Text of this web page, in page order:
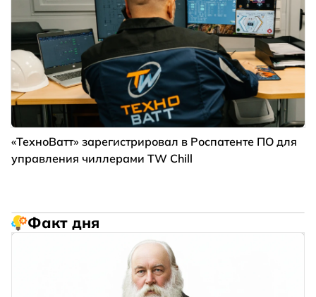
«ТехноВатт» зарегистрировал в Роспатенте ПО для
управления чиллерами TW Chill
Факт дня